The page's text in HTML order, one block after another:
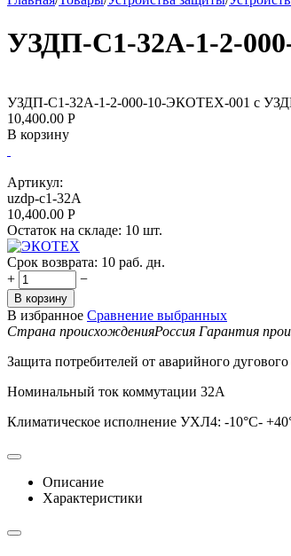
УЗДП-С1-32А-1-2-
УЗДП-С1-32А-1-2-000-10-ЭКОТЕХ-001 с
10,400.00 Р
В корзину
Артикул:
uzdp-c1-32A
10,400.00 Р
Остаток на складе: 10 шт.
Срок возврата: 10 раб. дн.
+
−
В корзину
В избранное Сравнение выбранных
Страна происхожденияРоссия Гарантия
Защита потребителей от аварийного
Номинальный ток коммутации 32А
Климатическое исполнение УХЛ4: -10°C-
Описание
Характеристики